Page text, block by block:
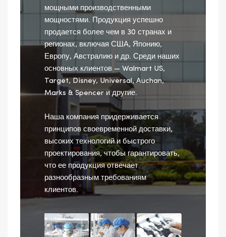
мощными производственными
мощностями. Продукция успешно
продается более чем в 30 странах и
регионах, включая США, Японию,
Европу, Австралию и др. Среди наших
основных клиентов — Walmart US,
Target, Disney, Universal, Auchan,
Marks & Spencer и другие.
Наша компания придерживается
принципов своевременной доставки,
высоких технологий и быстрого
проектирования, чтобы гарантировать,
что ее продукция отвечает
разнообразным требованиям
клиентов.